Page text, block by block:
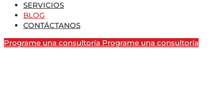
SERVICIOS
BLOG
CONTÁCTANOS
Programe una consultoría Programe una consultoría